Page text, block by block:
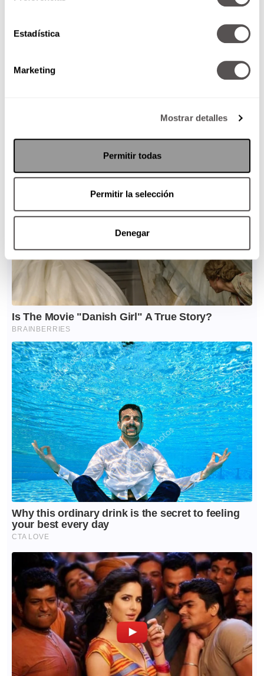
Estadística
Marketing
Mostrar detalles
Permitir todas
Permitir la selección
Denegar